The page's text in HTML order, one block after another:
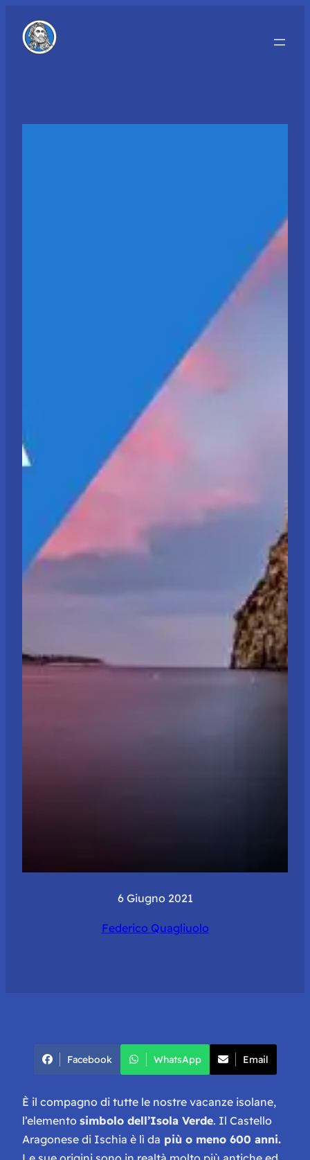
6 Giugno 2021
Federico Quagliuolo
Facebook WhatsApp Email
È il compagno di tutte le nostre vacanze isolane,
l’elemento simbolo dell’Isola Verde. Il Castello
Aragonese di Ischia è lì da più o meno 600 anni.